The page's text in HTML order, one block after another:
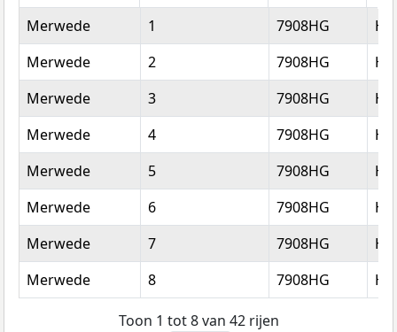
Straatnaam
Huisnummer Postcode
Merwede 1 7908HG
Merwede
2 7908HG
Merwede
3 7908HG
Merwede
4 7908HG
Merwede
5 7908HG
Merwede
6 7908HG
Merwede
7 7908HG
Merwede
8 7908HG
Toon 1 tot 8 van 42 rijen